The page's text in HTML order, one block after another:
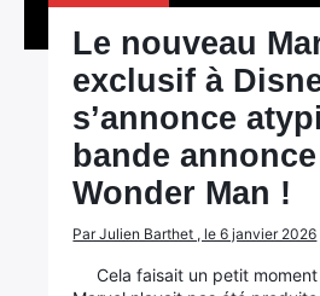
Le nouveau
exclusif à
s’annonce
bande
Wonder Man !
Par Julien Barthet , le 6 janvier 2026
Cela faisait un petit